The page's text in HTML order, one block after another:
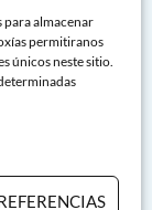
para almacenar
permitiranos
únicos neste sitio.